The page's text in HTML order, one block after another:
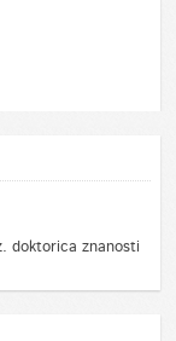
doktorica znanosti